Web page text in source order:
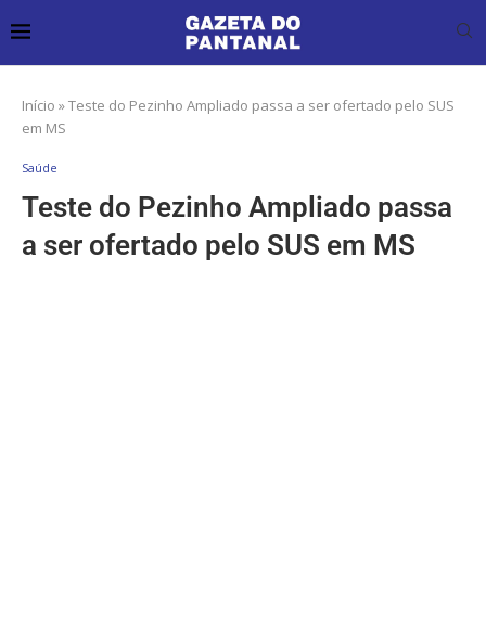
Início »Teste do Pezinho Ampliado passa a ser ofertado pelo SUS
em MS
Saúde
Teste do Pezinho Ampliado passa
a ser ofertado pelo SUS em MS